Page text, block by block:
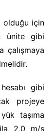
olduğu için
ünite gibi
çalışmaya
gibi
projeye
taşıma
2,0 m/s